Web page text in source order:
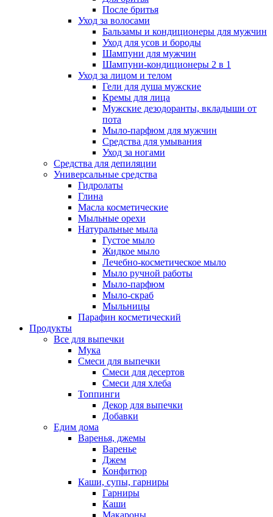
После бритья
Уход за волосами
Бальзамы и кондиционеры для мужчин
Уход для усов и бороды
Шампуни для мужчин
Шампуни-кондиционеры 2 в 1
Уход за лицом и телом
Гели для душа мужские
Кремы для лица
Мужские дезодоранты, вкладыши от
пота
Мыло-парфюм для мужчин
Средства для умывания
Уход за ногами
Средства для депиляции
Универсальные средства
Гидролаты
Глина
Масла косметические
Мыльные орехи
Натуральные мыла
Густое мыло
Жидкое мыло
Лечебно-косметическое мыло
Мыло ручной работы
Мыло-парфюм
Мыло-скраб
Мыльницы
Парафин косметический
Продукты
Все для выпечки
Мука
Смеси для выпечки
Смеси для десертов
Смеси для хлеба
Топпинги
Декор для выпечки
Добавки
Едим дома
Варенья, джемы
Варенье
Джем
Конфитюр
Каши, супы, гарниры
Гарниры
Каши
Макароны